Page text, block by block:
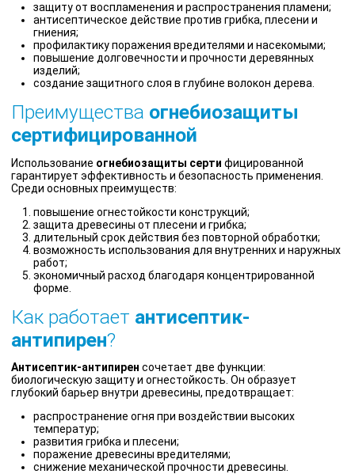
защиту от воспламенения и распространения пламени;
антисептическое действие против грибка, плесени и
гниения;
профилактику поражения вредителями и насекомыми;
повышение долговечности и прочности деревянных
изделий;
создание защитного слоя в глубине волокон дерева.
Преимущества огнебиозащиты
сертифицированной
Использование огнебиозащиты серти фицированной
гарантирует эффективность и безопасность применения.
Среди основных преимуществ:
повышение огнестойкости конструкций;
защита древесины от плесени и грибка;
длительный срок действия без повторной обработки;
возможность использования для внутренних и наружных
работ;
экономичный расход благодаря концентрированной
форме.
Как работает антисептик-
антипирен?
Антисептик-антипирен сочетает две функции:
биологическую защиту и огнестойкость. Он образует
глубокий барьер внутри древесины, предотвращает:
распространение огня при воздействии высоких
температур;
развития грибка и плесени;
поражение древесины вредителями;
снижение механической прочности древесины.